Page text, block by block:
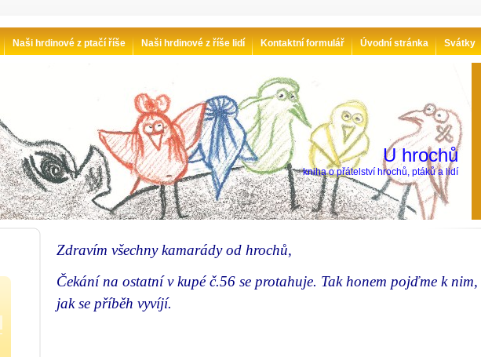
Zdravím všechny kamarády od hrochů,
Čekání na ostatní v kupé č.56 se protahuje. Tak honem pojďme k nim,
jak se příběh vyvíjí.
Naši hrdinové z ptačí říše Naši hrdinové z říše lidí Kontaktní formulář Úvodní stránka Svátky
U hrochů
kniha o přátelství hrochů, ptáků a lidí